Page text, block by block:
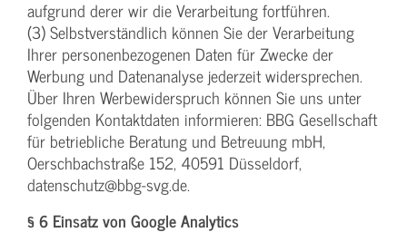
aufgrund derer wir die Verarbeitung fortführen.
(3) Selbstverständlich können Sie der Verarbeitung
Ihrer personenbezogenen Daten für Zwecke der
Werbung und Datenanalyse jederzeit widersprechen.
Über Ihren Werbewiderspruch können Sie uns unter
folgenden Kontaktdaten informieren: BBG Gesellschaft
für betriebliche Beratung und Betreuung mbH,
Oerschbachstraße 152, 40591 Düsseldorf,
datenschutz@bbg-svg.de.
§ 6 Einsatz von Google Analytics